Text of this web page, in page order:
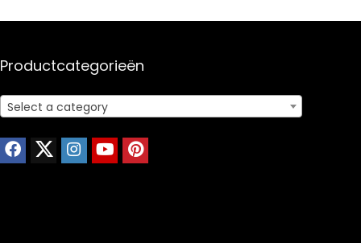
Productcategorieën
Select a category